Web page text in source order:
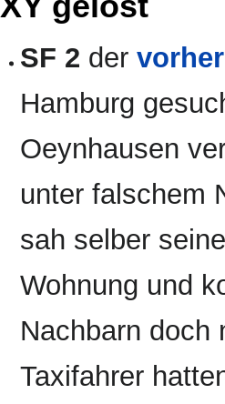
SF 2 der
Hamburg
Oeynhausen
unter falschem
sah selber
Wohnung und
Nachbarn doch
Taxifahrer